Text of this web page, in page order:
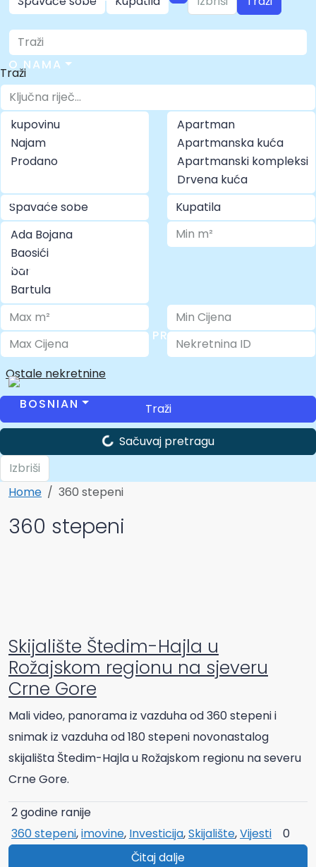
O NAMA
FAQ
360° PANORAMA
KONTAKT
KONTROLNA TABLA – PROFILI
Traži
Ostale nekretnine
Traži
Sačuvaj pretragu
Izbriši
Home
360 stepeni
360 stepeni
Skijalište Štedim-Hajla u
Rožajskom regionu na sjeveru
Crne Gore
Mali video, panorama iz vazduha od 360 stepeni i
snimak iz vazduha od 180 stepeni novonastalog
skijališta Štedim-Hajla u Rožajskom regionu na severu
Crne Gore.
2 godine ranije
360 stepeni,imovine, Investicija,Skijalište,Vijesti
0
Čitaj dalje